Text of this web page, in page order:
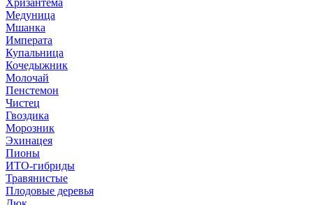
Хризантема
Медуница
Мшанка
Императа
Купальница
Кочедыжник
Молочай
Пенстемон
Чистец
Гвоздика
Морозник
Эхинацея
Пионы
ИТО-гибриды
Травянистые
Плодовые деревья